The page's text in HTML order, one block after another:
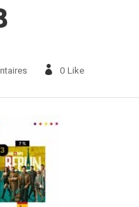
0 Like